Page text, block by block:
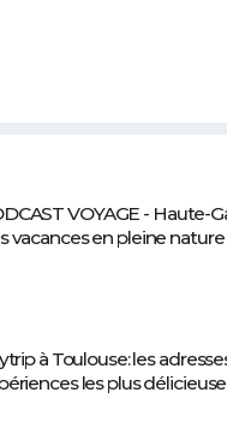
VOYAGE - Haute-
vacances en pleine nature
à Toulouse: les
les plus